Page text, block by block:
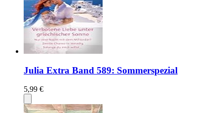
Julia Extra Band 589: Sommerspezial
5,99 €